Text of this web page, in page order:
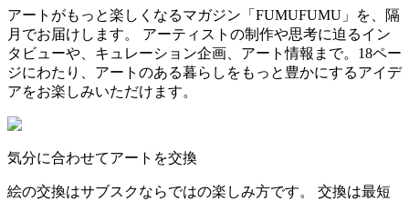
アートがもっと楽しくなるマガジン「FUMUFUMU」を、隔
月でお届けします。 アーティストの制作や思考に迫るイン
タビューや、キュレーション企画、アート情報まで。18ペー
ジにわたり、アートのある暮らしをもっと豊かにするアイデ
アをお楽しみいただけます。
気分に合わせてアートを交換
絵の交換はサブスクならではの楽しみ方です。 交換は最短